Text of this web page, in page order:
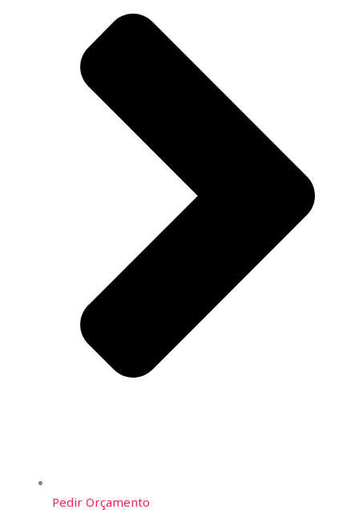
Pedir Orçamento